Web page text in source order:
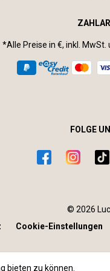
*Alle Preise in €, inkl. MwSt.
FOLGE
© 2026
Cookie-Einstellungen
bieten zu können.